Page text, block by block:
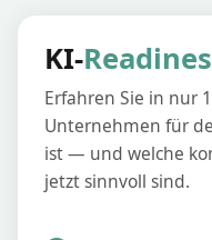
KI-
Erfahren Sie in nur
Unternehmen für
ist — und welche
jetzt sinnvoll sind.